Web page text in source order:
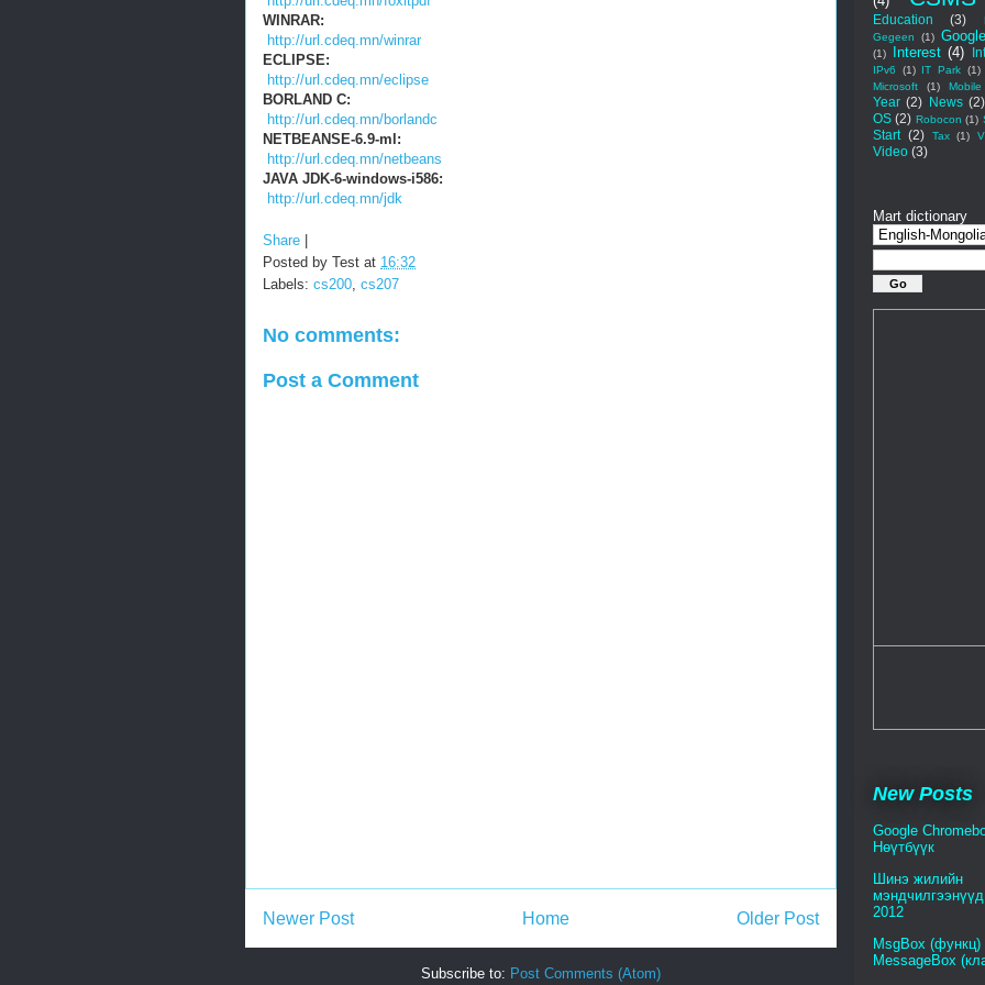
WINRAR:
http://url.cdeq.mn/winrar
ECLIPSE:
http://url.cdeq.mn/eclipse
BORLAND C:
http://url.cdeq.mn/borlandc
NETBEANSE-6.9-ml:
http://url.cdeq.mn/netbeans
JAVA JDK-6-windows-i586:
http://url.cdeq.mn/jdk
Share
Posted by Test at 16:32
Labels: cs200, cs207
No comments:
Post a Comment
Newer Post Older Post
Home
Subscribe to: Post Comments (Atom)
Education (3)
Gegeen
(1) Google
(1) Interest (4)
IPv6 (1) IT Park (1)
Microsoft
(1) Mobile
Year (2) News (2)
OS (2) Robocon (1)
Start (2) Tax (1)
Video (3)
Mart dictionary
New Posts
Google
Нөүтбүүк
Шинэ жилийн
2012
MsgBox (функц)
MessageBox